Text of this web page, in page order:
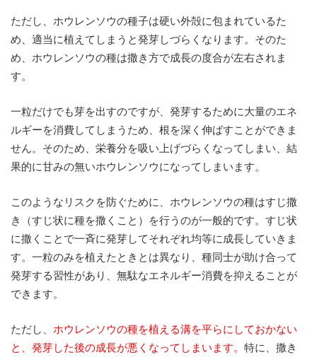
ただし、ホウレンソウの種子は硬い外殻に包まれているた
め、適当に植えてしまうと発芽しづらくなります。そのた
め、ホウレンソウの種は撒き方で成長の度合が左右されま
す。
一粒だけでも芽を出すのですが、発芽するために大量のエネ
ルギーを消費してしまうため、根を深く伸ばすことができま
せん。そのため、栄養分を吸い上げづらくなってしまい、結
果的に甘みの無いホウレンソウになってしまいます。
このようなリスクを防ぐために、ホウレンソウの種はすじ撒
き（すじ状に種を撒くこと）を行うのが一般的です。すじ状
に撒くことで一斉に発芽してそれぞれ均等に成長していきま
す。一粒のみを植えたときとは異なり、種同士が助け合って
発芽する習性があり、無駄なエネルギー消費を抑えることが
できます。
ただし、 ホウレンソウの種を植える溝を平らにしておかない
と、発芽した後の成長が悪くなってしまいます。 特に、撒き